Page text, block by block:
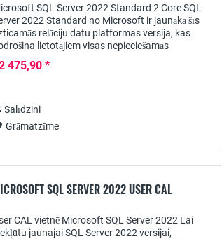
SQL Server 2022 Standard 2 Core SQL
2022 Standard no Microsoft ir jaunākā šīs
relāciju datu platformas versija, kas
lietotājiem visas nepieciešamās
475,90 *
Salīdzini
Grāmatzīme
SQL SERVER 2022 USER CAL
CAL vietnē Microsoft SQL Server 2022 Lai
jaunajai SQL Server 2022 versijai,